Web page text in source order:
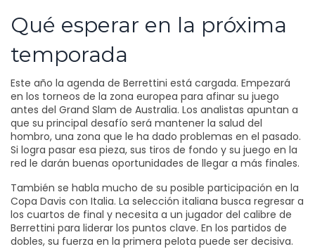
Qué esperar en la próxima
temporada
Este año la agenda de Berrettini está cargada. Empezará
en los torneos de la zona europea para afinar su juego
antes del Grand Slam de Australia. Los analistas apuntan a
que su principal desafío será mantener la salud del
hombro, una zona que le ha dado problemas en el pasado.
Si logra pasar esa pieza, sus tiros de fondo y su juego en la
red le darán buenas oportunidades de llegar a más finales.
También se habla mucho de su posible participación en la
Copa Davis con Italia. La selección italiana busca regresar a
los cuartos de final y necesita a un jugador del calibre de
Berrettini para liderar los puntos clave. En los partidos de
dobles, su fuerza en la primera pelota puede ser decisiva.